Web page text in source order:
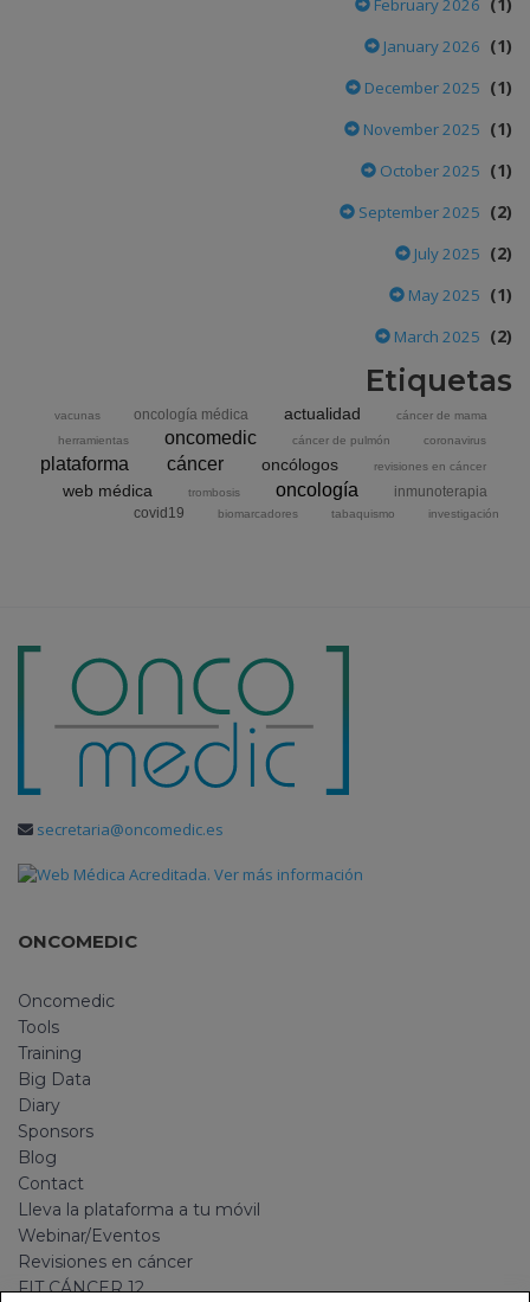
February 2026
January 2026 (1)
December 2025 (1)
November 2025 (1)
October 2025 (1)
September 2025 (2)
July 2025 (2)
May 2025 (1)
March 2025 (2)
Etiquetas
vacunas oncología médica actualidad
cáncer de mama
herramientas
oncomedic cáncer de pulmón coronavirus
plataforma cáncer oncólogos revisiones en cáncer
web médica trombosis oncología
inmunoterapia
covid19
biomarcadores tabaquismo investigación
secretaria@oncomedic.es
ONCOMEDIC
Oncomedic
Tools
Training
Big Data
Diary
Sponsors
Blog
Contact
Lleva la plataforma a tu móvil
Webinar/Eventos
Revisiones en cáncer
FIT CÁNCER 12